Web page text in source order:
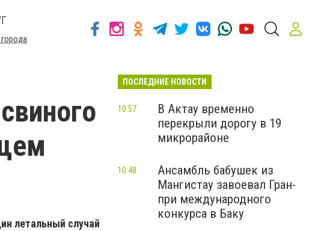
города
летальный случай
ПОСЛЕДНИЕ НОВОСТИ
В Актау временно
перекрыли дорогу в 19
микрорайоне
10:57
Ансамбль бабушек из
Мангистау завоевал Гран-
при международного
конкурса в Баку
10:48